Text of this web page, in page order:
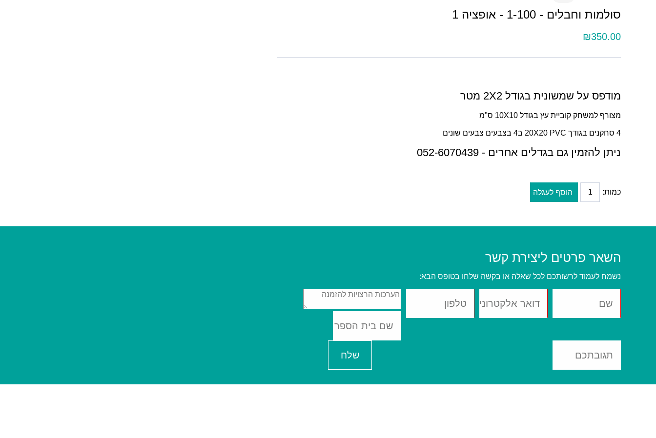
סולמות וחבלים - 1-100 - אופציה 1
₪350.00
מודפס על שמשונית בגודל 2X2 מטר
מצורף למשחק קוביית עץ בגודל 10X10 ס"מ
4 סחקנים בגודך 20X20 PVC ב4 בצבעים צבעים שונים
ניתן להזמין גם בגדלים אחרים - 052-6070439
כמות: הוסף לעגלה
השאר פרטים ליצירת קשר
נשמח לעמוד לרשותכם לכל שאלה או בקשה שלחו בטופס הבא:
שלח